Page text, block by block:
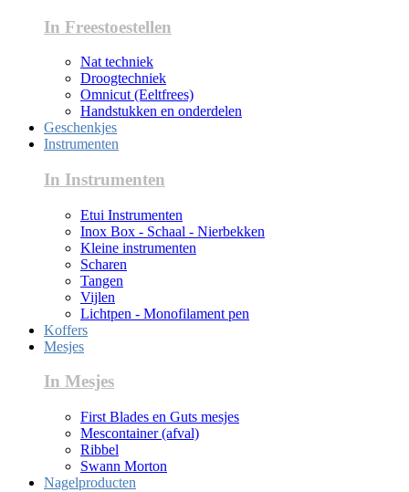
In Freestoestellen
Nat techniek
Droogtechniek
Omnicut (Eeltfrees)
Handstukken en onderdelen
Geschenkjes
Instrumenten
In Instrumenten
Etui Instrumenten
Inox Box - Schaal - Nierbekken
Kleine instrumenten
Scharen
Tangen
Vijlen
Lichtpen - Monofilament pen
Koffers
Mesjes
In Mesjes
First Blades en Guts mesjes
Mescontainer (afval)
Ribbel
Swann Morton
Nagelproducten